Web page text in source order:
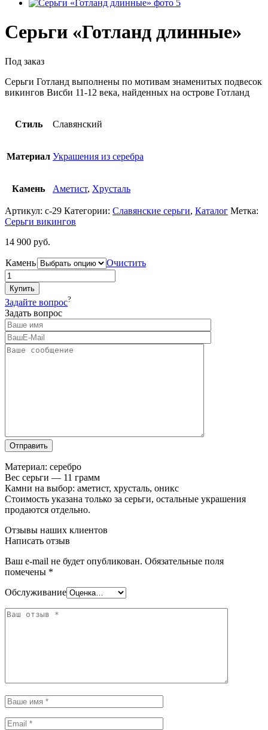
Серьги «Готланд длинные»
Под заказ
Серьги Готланд выполнены по мотивам знаменитых подвесок
викингов Висби 11-12 века, найденных на острове Готланд
Стиль Славянский
Материал Украшения из серебра
Камень Аметист, Хрусталь
Артикул: с-29 Категории: Славянские серьги, Каталог Метка:
Серьги викингов
14 900 руб.
Камень Очистить
Купить
Задайте вопрос?
Задать вопрос
Материал: серебро
Вес серьги — 11 грамм
Камни на выбор: аметист, хрусталь, оникс
Стоимость указана только за серьги, остальные украшения
продаются отдельно.
Отзывы наших клиентов
Написать отзыв
Ваш e-mail не будет опубликован. Обязательные поля
помечены *
Обслуживание